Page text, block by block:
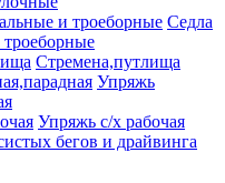
Седла
Стремена,путлища
Упряжь
Упряжь с/х рабочая
бегов и драйвинга